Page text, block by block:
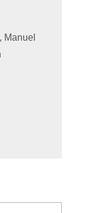
Manuel